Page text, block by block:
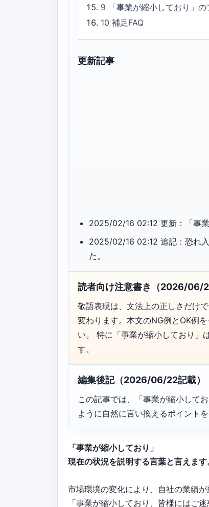
9
「事業が縮小しており」
10補足FAQ
更新記事
2025/02/16 02:12 更新：「事業
2025/02/16 02:12 追記：恐れ
た。
読者向け注意書き（2026/06/
敬語表現は、文法上の正しさだけ
変わります。本文のNG例とOK例
い。 特に「事業が縮小しており」
す。
編集後記（2026/06/22記載）
この記事では、「事業が縮小して
ように自然に言い換えるポイントを
「事業が縮小しており」
現在の状況を説明する言葉と言えます
市場環境の変化により、自社の業績
「事業が縮小しており、皆様にはご